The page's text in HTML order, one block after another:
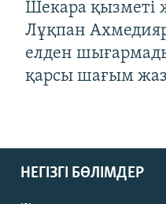
Шекара қызметі
Лұқпан
елден
қарсы шағым
НЕГІЗГІ БӨЛІМДЕР